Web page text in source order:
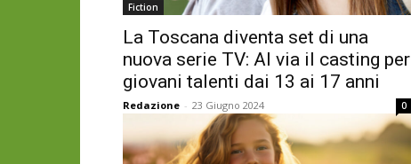
Fiction
La Toscana diventa set di una
nuova serie TV: Al via il casting per
giovani talenti dai 13 ai 17 anni
Redazione - 23 Giugno 2024 0